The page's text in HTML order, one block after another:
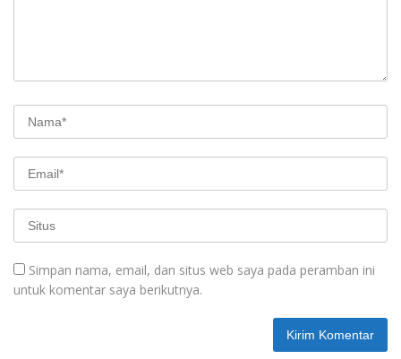
Simpan nama, email, dan situs web saya pada peramban ini
untuk komentar saya berikutnya.